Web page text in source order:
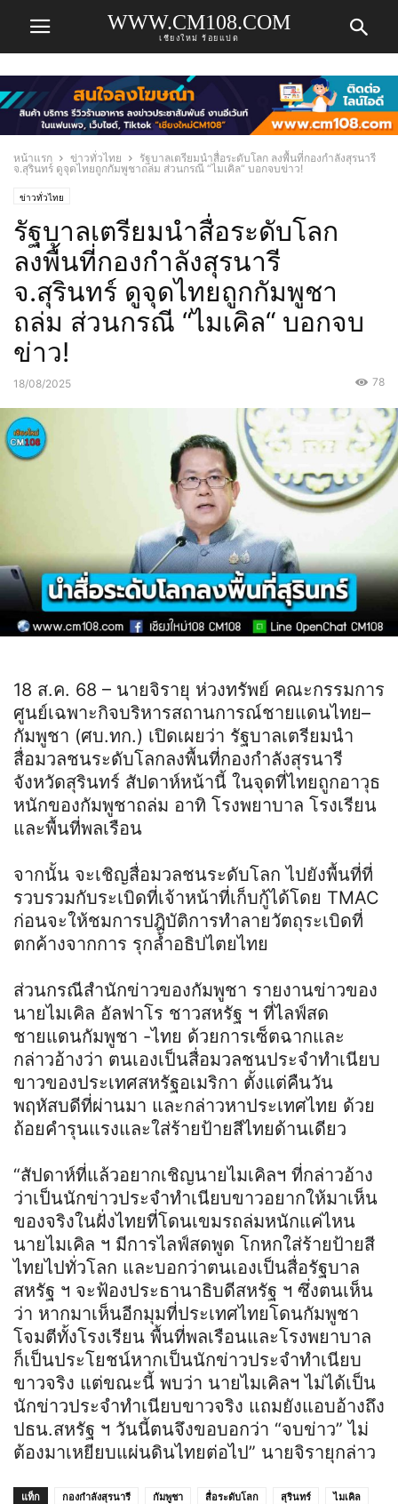
WWW.CM108.COM
เชียงใหม่ ร้อยแปด
หน้าแรก ข่าวทั่วไทย
รัฐบาลเตรียมนำสื่อระดับโลก ลงพื้นที่กองกำลังสุรนารี
จ.สุรินทร์ ดูจุดไทยถูกกัมพูชาถล่ม ส่วนกรณี “ไมเคิล“ บอกจบข่าว!
ข่าวทั่วไทย
รัฐบาลเตรียมนำสื่อระดับโลก
ลงพื้นที่กองกำลังสุรนารี
จ.สุรินทร์ ดูจุดไทยถูกกัมพูชา
ถล่ม ส่วนกรณี “ไมเคิล“ บอกจบ
ข่าว!
18/08/2025 78
18 ส.ค. 68 – นายจิรายุ ห่วงทรัพย์ คณะกรรมการ
ศูนย์เฉพาะกิจบริหารสถานการณ์ชายแดนไทย–
กัมพูชา (ศบ.ทก.) เปิดเผยว่า รัฐบาลเตรียมนำ
สื่อมวลชนระดับโลกลงพื้นที่กองกำลังสุรนารี
จังหวัดสุรินทร์ สัปดาห์หน้านี้ ในจุดที่ไทยถูกอาวุธ
หนักของกัมพูชาถล่ม อาทิ โรงพยาบาล โรงเรียน
และพื้นที่พลเรือน
จากนั้น จะเชิญสื่อมวลชนระดับโลก ไปยังพื้นที่ที่
รวบรวมกับระเบิดที่เจ้าหน้าที่เก็บกู้ได้โดย TMAC
ก่อนจะให้ชมการปฎิบัติการทำลายวัตถุระเบิดที่
ตกค้างจากการ รุกล้ำอธิปไตยไทย
ส่วนกรณีสำนักข่าวของกัมพูชา รายงานข่าวของ
นายไมเคิล อัลฟาโร ชาวสหรัฐ ฯ ที่ไลฟ์สด
ชายแดนกัมพูชา -ไทย ด้วยการเซ็ตฉากและ
กล่าวอ้างว่า ตนเองเป็นสื่อมวลชนประจำทำเนียบ
ขาวของประเทศสหรัฐอเมริกา ตั้งแต่คืนวัน
พฤหัสบดีที่ผ่านมา และกล่าวหาประเทศไทย ด้วย
ถ้อยคำรุนแรงและใส่ร้ายป้ายสีไทยด้านเดียว
“สัปดาห์ที่แล้วอยากเชิญนายไมเคิลฯ ที่กล่าวอ้าง
ว่าเป็นนักข่าวประจำทำเนียบขาวอยากให้มาเห็น
ของจริงในฝั่งไทยที่โดนเขมรถล่มหนักแค่ไหน
นายไมเคิล ฯ มีการไลฟ์สดพูด โกหกใส่ร้ายป้ายสี
ไทยไปทั่วโลก และบอกว่าตนเองเป็นสื่อรัฐบาล
สหรัฐ ฯ จะฟ้องประธานาธิบดีสหรัฐ ฯ ซึ่งตนเห็น
ว่า หากมาเห็นอีกมุมที่ประเทศไทยโดนกัมพูชา
โจมตีทั้งโรงเรียน พื้นที่พลเรือนและโรงพยาบาล
ก็เป็นประโยชน์หากเป็นนักข่าวประจำทำเนียบ
ขาวจริง แต่ขณะนี้ พบว่า นายไมเคิลฯ ไม่ได้เป็น
นักข่าวประจำทำเนียบขาวจริง แถมยังแอบอ้างถึง
ปธน.สหรัฐ ฯ วันนี้ตนจึงขอบอกว่า “จบข่าว” ไม่
ต้องมาเหยียบแผ่นดินไทยต่อไป” นายจิรายุกล่าว
แท็ก กองกำลังสุรนารี กัมพูชา สื่อระดับโลก สุรินทร์ ไมเคิล